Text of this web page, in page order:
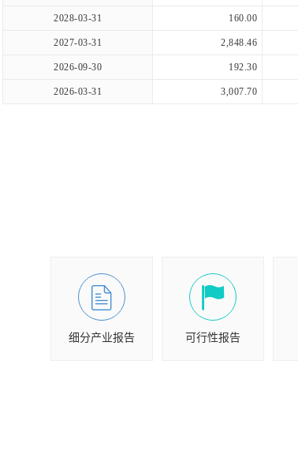
2028-03-31 160.00
2027-03-31 2,848.46
2026-09-30 192.30
2026-03-31 3,007.70
细分产业报告 可行性报告